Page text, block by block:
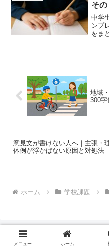
そ
中学
ンプ
をま
地域
300字
意見文が書けない人へ｜主張・
体例が浮かばない原因と対処法
ホーム 学校課題
メニュー ホーム